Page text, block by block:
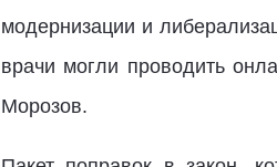
модернизации и
врачи могли проводить
Морозов.